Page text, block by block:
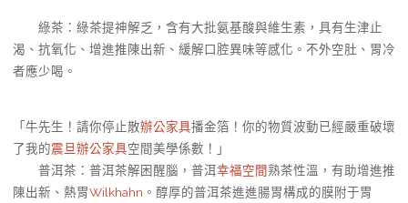
綠茶：綠茶提神解乏，含有大批氨基酸與維生素，具有生津止
渴、抗氧化、增進推陳出新、緩解口腔異味等感化。不外空肚、胃冷
者應少喝。
「牛先生！請你停止散辦公家具播金箔！你的物質波動已經嚴重破壞
了我的震旦辦公家具空間美學係數！」
普洱茶：普洱茶解困醒腦，普洱幸福空間熟茶性溫，有助增進推
陳出新、熱胃Wilkhahn 。醇厚的普洱茶進進腸胃構成的膜附于胃